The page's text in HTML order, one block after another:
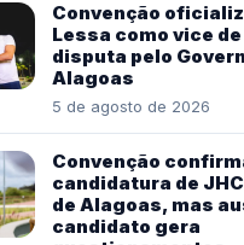
Convenção
Lessa como vice de
disputa pelo
Alagoas
5 de agosto de 2026
Convenção
candidatura de
de Alagoas, mas
candidato gera